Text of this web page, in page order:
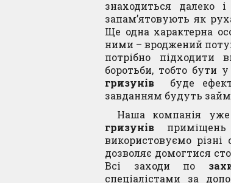
Ціна товару формується
DUO LED Ціна
знаходиться далеко
запам’ятовують як
Ще одна характерна
ними – вроджений
потрібно підходити
боротьби, тобто бути у
гризунів
буде
завданням будуть
Наша компанія уже
гризунів
використовуємо
дозволяє домогтися
Всі заходи по
спеціалістами за